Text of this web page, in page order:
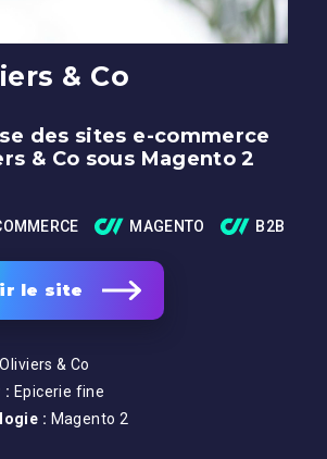
& Co
des sites e-commerce
& Co sous Magento 2
MAGENTO B2B
le site
Oliviers & Co
: Epicerie fine
: Magento 2